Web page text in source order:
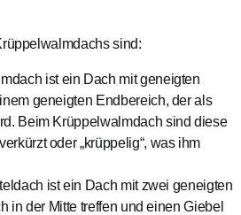
sind:
ist ein Dach mit geneigten
geneigten Endbereich, der als
Beim Krüppelwalmdach sind diese
oder „krüppelig“, was ihm
ist ein Dach mit zwei geneigten
in der Mitte treffen und einen Giebel